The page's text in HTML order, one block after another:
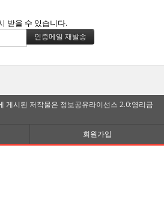
받을 수 있습니다.
게시된 저작물은 정보공유라이선스 2.0:영리금
회원가입